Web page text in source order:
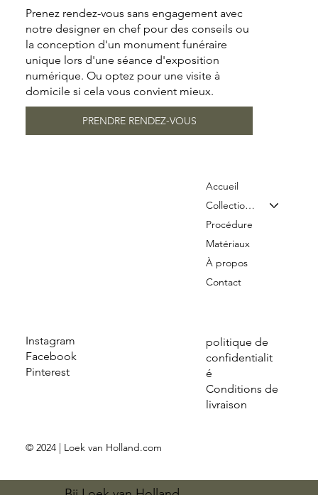
Instagram
Facebook
Pinterest
politique de
confidentialit
é
Conditions de
livraison
Accueil
Collection & Tarifs
Procédure
Matériaux
À propos
Contact
© 2024 | Loek van Holland.com
Prenez rendez-vous sans engagement avec
notre designer en chef pour des conseils ou
la conception d'un monument funéraire
unique lors d'une séance d'exposition
numérique. Ou optez pour une visite à
domicile si cela vous convient mieux.
PRENDRE RENDEZ-VOUS